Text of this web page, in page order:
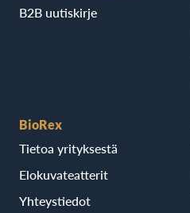
B2B uutiskirje
BioRex
Tietoa yrityksestä
Elokuvateatterit
Yhteystiedot